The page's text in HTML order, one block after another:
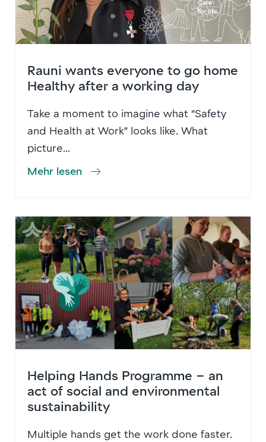
Rauni wants everyone to go home
Healthy after a working day
Take a moment to imagine what “Safety
and Health at Work” looks like. What
picture...
Mehr lesen
Helping Hands Programme – an
act of social and environmental
sustainability
Multiple hands get the work done faster.